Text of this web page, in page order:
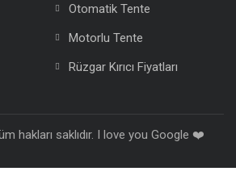
Otomatik Tente
Motorlu Tente
Rüzgar Kırıcı Fiyatları
hakları saklıdır. I love you Google ❤️